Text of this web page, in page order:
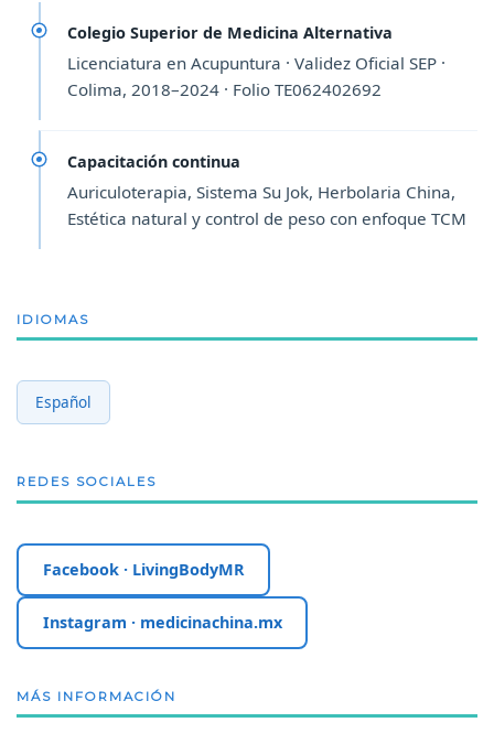
Colegio Superior de Medicina Alternativa
Licenciatura en Acupuntura · Validez Oficial SEP ·
Colima, 2018–2024 · Folio TE062402692
Capacitación continua
Auriculoterapia, Sistema Su Jok, Herbolaria China,
Estética natural y control de peso con enfoque TCM
IDIOMAS
Español
REDES SOCIALES
Facebook · LivingBodyMR
Instagram · medicinachina.mx
MÁS INFORMACIÓN